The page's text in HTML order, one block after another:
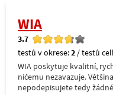
WIA
3.7
testů v okrese:2 / testů
WIA poskytuje kvalitní,
ničemu nezavazuje.
nepodepisujete tedy